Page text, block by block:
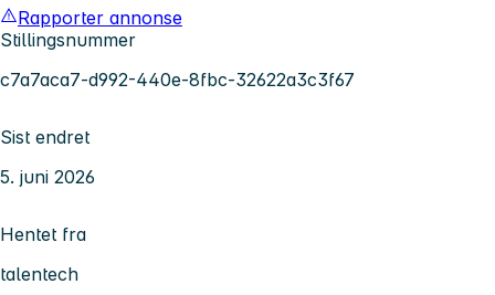
Rapporter annonse
Stillingsnummer
c7a7aca7-d992-440e-8fbc-32622a3c3f67
Sist endret
5. juni 2026
Hentet fra
talentech